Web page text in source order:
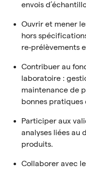
envois
Ouvrir et mener
hors
re‑prélèvements
Contribuer au
laboratoire :
maintenance de
bonnes pratiques
Participer aux
analyses liées au
produits.
Collaborer avec